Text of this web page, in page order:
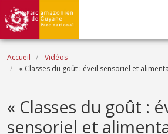
Aller au contenu principal
Fil d'Ariane
Accueil
Vidéos
« Classes du goût : éveil sensoriel et
Name
« Classes du goût :
sensoriel et